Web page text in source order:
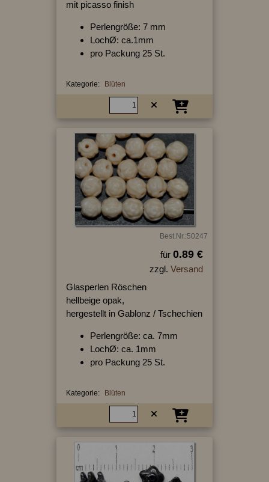
mit picasso finish
Perlengröße: 7 mm
LochØ: ca.1mm
pro Packung 25 St.
Kategorie: Blüten
Best.Nr.:50247
für 0.89 €
zzgl. Versand
Glasperlen Röschen
hellbeige opak,
hergestellt in Gablonz / Tschechien
Perlengröße: ca. 7mm
LochØ: ca. 1mm
pro Packung 25 St.
Kategorie: Blüten